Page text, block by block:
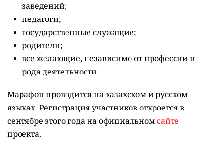
заведений;
педагоги;
государственные служащие;
родители;
все желающие, независимо от профессии и
рода деятельности.
Марафон проводится на казахском и русском
языках. Регистрация участников откроется в
сентябре этого года на официальномсайте
проекта.